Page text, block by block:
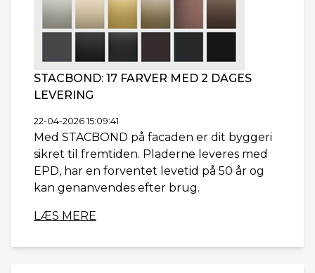
STACBOND: 17 FARVER MED 2 DAGES
LEVERING
22-04-2026 15:09:41
Med STACBOND på facaden er dit byggeri
sikret til fremtiden. Pladerne leveres med
EPD, har en forventet levetid på 50 år og
kan genanvendes efter brug.
LÆS MERE